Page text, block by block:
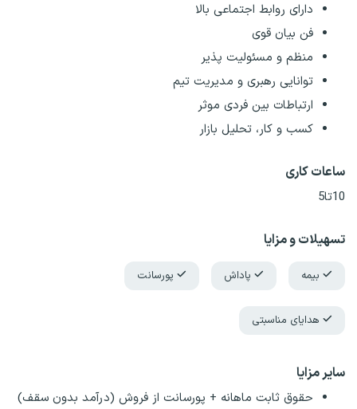
دارای روابط اجتماعی بالا
فن بیان قوی
منظم و مسئولیت پذیر
توانایی رهبری و مدیریت تیم
ارتباطات بین فردی موثر
کسب و کار، تحلیل بازار
ساعات کاری
10تا5
تسهیلات و مزایا
بیمه پاداش پورسانت
هدایای مناسبتی
سایر مزایا
حقوق ثابت ماهانه + پورسانت از فروش (درآمد بدون سقف)